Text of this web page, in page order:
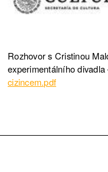
Rozhovor s Cristinou
experimentálního
cizincem.pdf